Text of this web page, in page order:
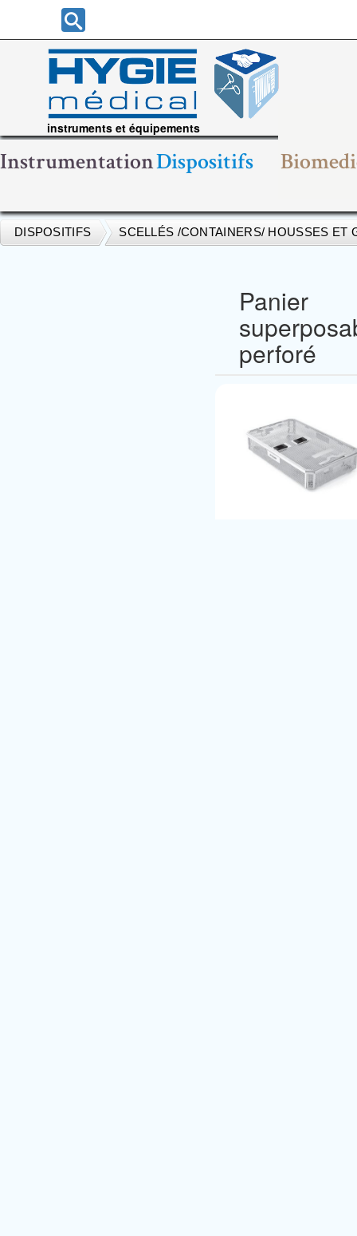
instruments et équipements
chirurgicaux
InstrumentationDispositifs
DISPOSITIFS SCELLÉS /CONTAINERS/ HOUSSES ET
Panier
perforé